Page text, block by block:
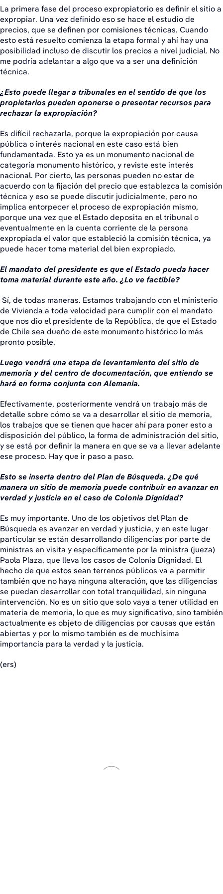
La primera fase del proceso expropiatorio es definir el sitio a
expropiar. Una vez definido eso se hace el estudio de
precios, que se definen por comisiones técnicas. Cuando
esto está resuelto comienza la etapa formal y ahí hay una
posibilidad incluso de discutir los precios a nivel judicial. No
me podría adelantar a algo que va a ser una definición
técnica.
¿Esto puede llegar a tribunales en el sentido de que los
propietarios pueden oponerse o presentar recursos para
rechazar la expropiación?
Es difícil rechazarla, porque la expropiación por causa
pública o interés nacional en este caso está bien
fundamentada. Esto ya es un monumento nacional de
categoría monumento histórico, y reviste este interés
nacional. Por cierto, las personas pueden no estar de
acuerdo con la fijación del precio que establezca la comisión
técnica y eso se puede discutir judicialmente, pero no
implica entorpecer el proceso de expropiación mismo,
porque una vez que el Estado deposita en el tribunal o
eventualmente en la cuenta corriente de la persona
expropiada el valor que estableció la comisión técnica, ya
puede hacer toma material del bien expropiado.
El mandato del presidente es que el Estado pueda hacer
toma material durante este año. ¿Lo ve factible?
Sí, de todas maneras. Estamos trabajando con el ministerio
de Vivienda a toda velocidad para cumplir con el mandato
que nos dio el presidente de la República, de que el Estado
de Chile sea dueño de este monumento histórico lo más
pronto posible.
Luego vendrá una etapa de levantamiento del sitio de
memoria y del centro de documentación, que entiendo se
hará en forma conjunta con Alemania.
Efectivamente, posteriormente vendrá un trabajo más de
detalle sobre cómo se va a desarrollar el sitio de memoria,
los trabajos que se tienen que hacer ahí para poner esto a
disposición del público, la forma de administración del sitio,
y se está por definir la manera en que se va a llevar adelante
ese proceso. Hay que ir paso a paso.
Esto se inserta dentro del Plan de Búsqueda. ¿De qué
manera un sitio de memoria puede contribuir en avanzar en
verdad y justicia en el caso de Colonia Dignidad?
Es muy importante. Uno de los objetivos del Plan de
Búsqueda es avanzar en verdad y justicia, y en este lugar
particular se están desarrollando diligencias por parte de
ministras en visita y específicamente por la ministra (jueza)
Paola Plaza, que lleva los casos de Colonia Dignidad. El
hecho de que estos sean terrenos públicos va a permitir
también que no haya ninguna alteración, que las diligencias
se puedan desarrollar con total tranquilidad, sin ninguna
intervención. No es un sitio que solo vaya a tener utilidad en
materia de memoria, lo que es muy significativo, sino también
actualmente es objeto de diligencias por causas que están
abiertas y por lo mismo también es de muchísima
importancia para la verdad y la justicia.
(ers)